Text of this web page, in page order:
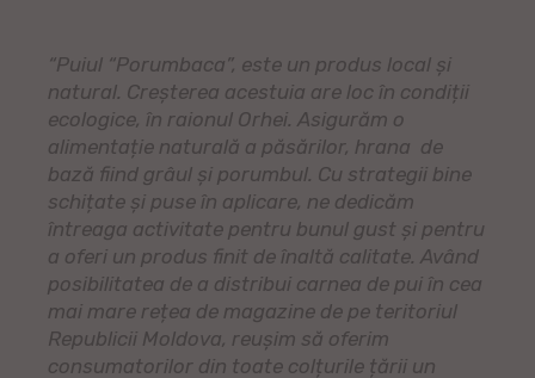
“Puiul “Porumbaca”, este un produs local și
natural. Creșterea acestuia are loc în condiții
ecologice, în raionul Orhei. Asigurăm o
alimentație naturală a păsărilor, hrana de
bază fiind grâul și porumbul. Cu strategii bine
schițate și puse în aplicare, ne dedicăm
întreaga activitate pentru bunul gust și pentru
a oferi un produs finit de înaltă calitate. Având
posibilitatea de a distribui carnea de pui în cea
mai mare rețea de magazine de pe teritoriul
Republicii Moldova, reușim să oferim
consumatorilor din toate colțurile țării un